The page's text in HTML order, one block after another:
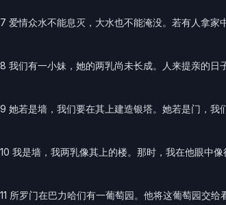
7 爱情众水不能息灭，大水也不能淹没。若有人拿家
8 我们有一小妹，她的两乳尚未长成。人来提亲的日
9 她若是墙，我们要在其上建造银塔。她若是门，我
10 我是墙，我两乳像其上的楼。那时，我在他眼中像
11 所罗门在巴力哈们有一葡萄园。他将这葡萄园交